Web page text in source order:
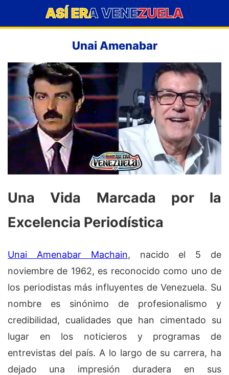
ASÍ ERA VENEZUELA
Unai Amenabar
Una Vida Marcada por la
Excelencia Periodística
Unai Amenabar Machain, nacido el 5 de
noviembre de 1962, es reconocido como uno de
los periodistas más influyentes de Venezuela. Su
nombre es sinónimo de profesionalismo y
credibilidad, cualidades que han cimentado su
lugar en los noticieros y programas de
entrevistas del país. A lo largo de su carrera, ha
dejado una impresión duradera en sus